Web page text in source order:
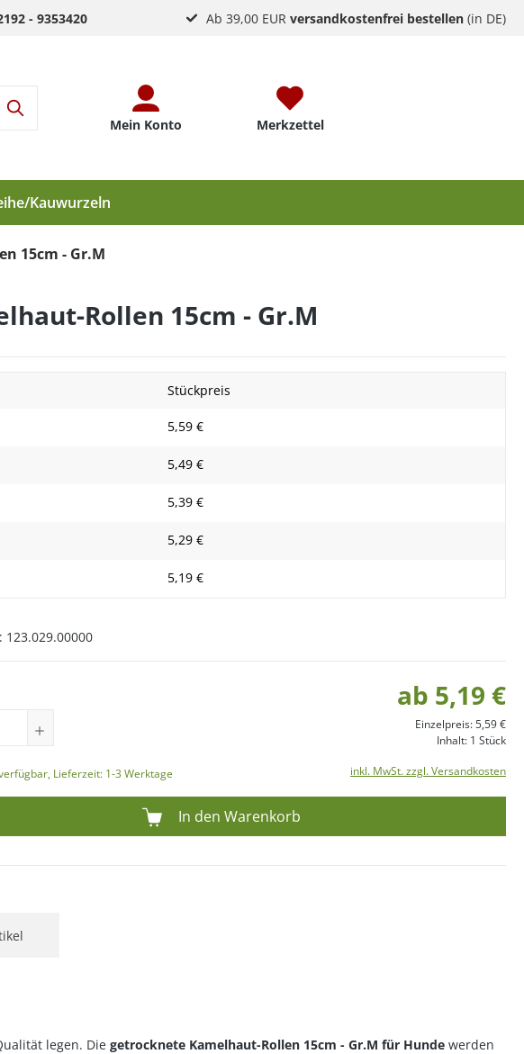
- 9353420 Ab 39,00 EURversandkostenfrei bestellen (in DE)
Mein Konto Merkzettel
Kauwurzeln
15cm - Gr.M
Rollen 15cm - Gr.M
Stückpreis
5,59 €
5,49 €
5,39 €
5,29 €
5,19 €
123.029.00000
ab 5,19 €
Einzelpreis: 5,59 €
Inhalt: 1 Stück
Lieferzeit: 1-3 Werktage inkl. MwSt. zzgl. Versandkosten
In den Warenkorb
legen. Die getrocknete Kamelhaut-Rollen 15cm - Gr.M für Hunde werden